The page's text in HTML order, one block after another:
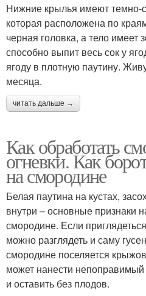
Нижние крылья имеют темно-
которая расположена по
черная головка, а тело имеет
способно выпит весь сок у
ягоду в плотную паутину.
месяца.
читать дальше →
Как обработать
огневки. Как
на смородине
Белая паутина на кустах,
внутри – основные признаки
смородине. Если
можно разглядеть и саму
смородине поселяется
может нанести
и оставить без плодов.